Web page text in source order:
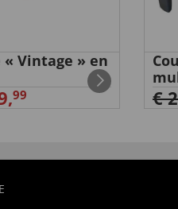
19.06.2018
d'1 article dejà
03.03.2018
« Vintage » en
99 €